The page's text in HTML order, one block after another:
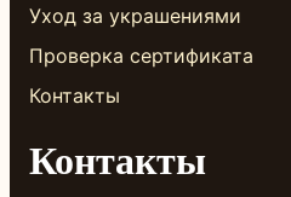
Уход за украшениями
Проверка сертификата
Контакты
Контакты